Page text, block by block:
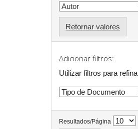
Retornar valores
Adicionar filtros:
Utilizar filtros para
Resultados/Página